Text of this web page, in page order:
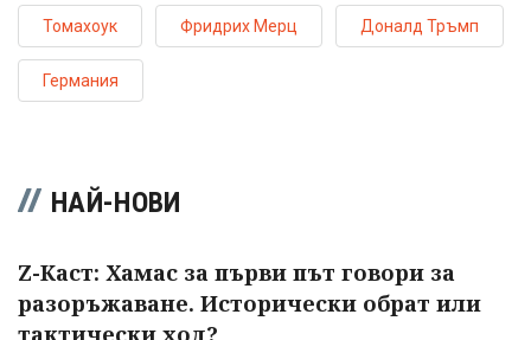
Томахоук Фридрих Мерц Доналд Тръмп
Германия
НАЙ-НОВИ
Z-Каст: Хамас за първи път говори за
разоръжаване. Исторически обрат или
тактически ход?